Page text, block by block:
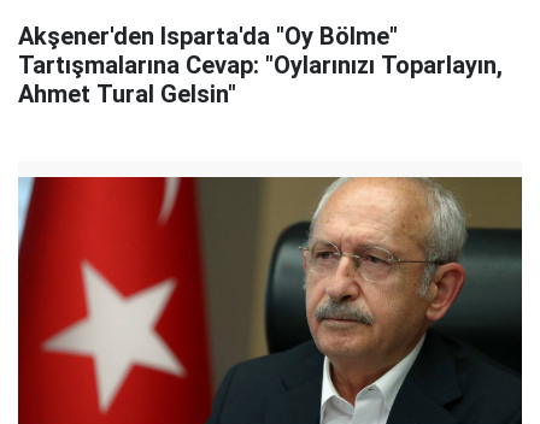
Akşener'den Isparta'da "Oy Bölme"
Tartışmalarına Cevap: "Oylarınızı Toparlayın,
Ahmet Tural Gelsin"